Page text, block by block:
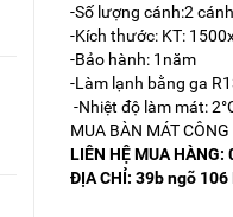
-Số lượng cánh:2
-Kích thước: KT:
-Bảo hành: 1năm
-Làm lạnh bằng ga
-Nhiệt độ làm mát:
MUA BÀN MÁT
LIÊN HỆ MUA
ĐỊA CHỈ: 39b ngõ 106